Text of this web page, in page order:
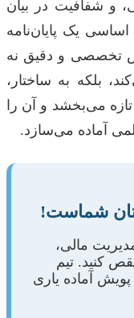
و شفافیت در بیان
یک پایان‌نامه
تخصصی و دقیق نه
بلکه به ساختار،
می‌بخشد و آن را
آماده می‌سازد.
شماست!
مالی،
کنید. تیم
آماده یاری